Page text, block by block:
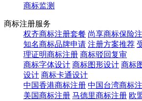
商标监测
商标注册服务
权齐商标注册套餐 尚享商标保险
知名商标品牌申请 注册方案推荐
理证明商标注册 商标驳回复审
商标字体设计 商标图形设计 商标
设计 商标卡通设计
中国香港商标注册 中国台湾商标
美国商标注册 马德里商标注册 欧